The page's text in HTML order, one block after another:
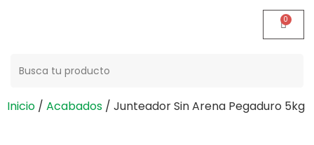
Inicio / Acabados / Junteador Sin Arena Pegaduro 5kg